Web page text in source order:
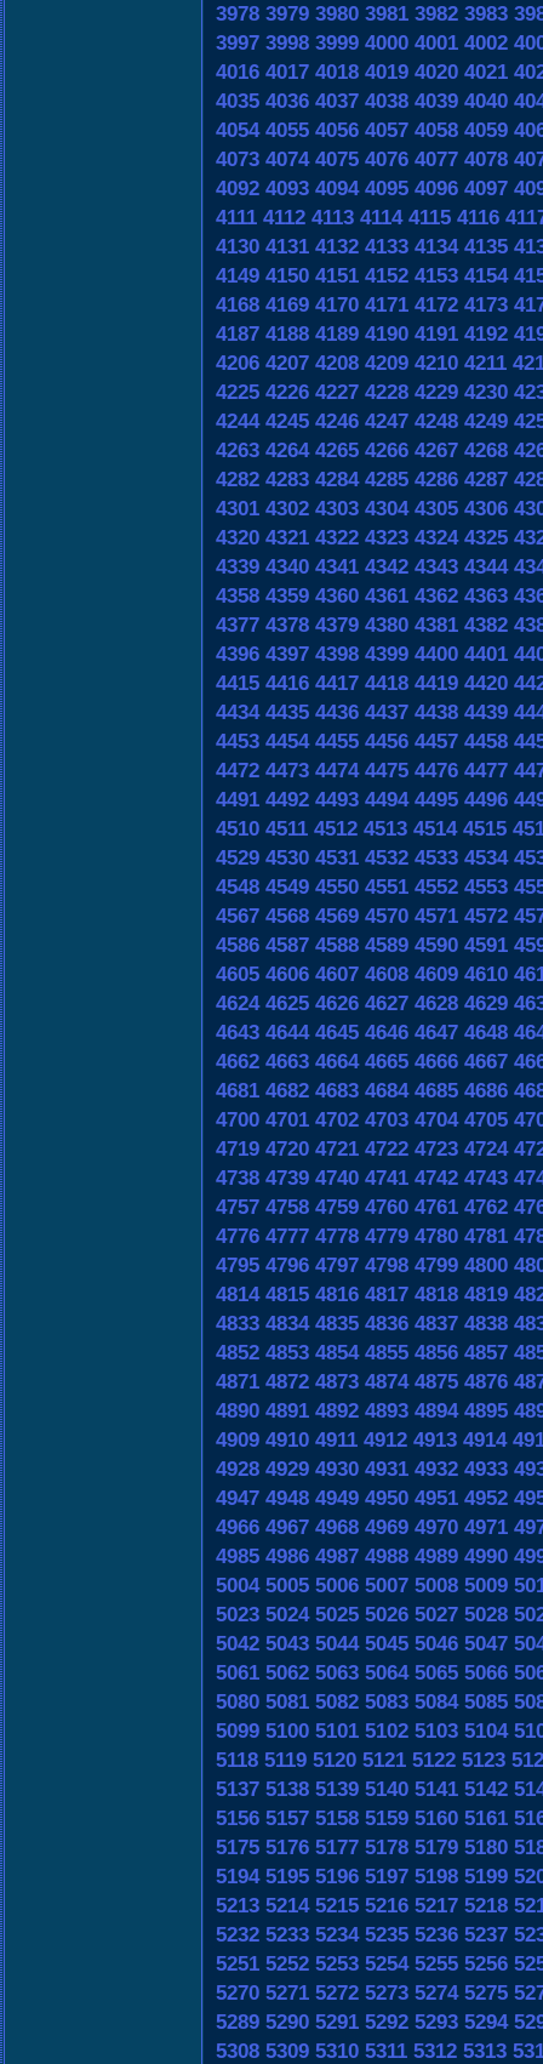
3978 3979 3980 3981 3982 3983
3997 3998 3999 4000 4001 4002
4016 4017 4018 4019 4020 4021
4035 4036 4037 4038 4039 4040
4054 4055 4056 4057 4058 4059
4073 4074 4075 4076 4077 4078
4092 4093 4094 4095 4096 4097
4111 4112 4113 4114 4115 4116
4130 4131 4132 4133 4134 4135
4149 4150 4151 4152 4153 4154
4168 4169 4170 4171 4172 4173
4187 4188 4189 4190 4191 4192
4206 4207 4208 4209 4210 4211
4225 4226 4227 4228 4229 4230
4244 4245 4246 4247 4248 4249
4263 4264 4265 4266 4267 4268
4282 4283 4284 4285 4286 4287
4301 4302 4303 4304 4305 4306
4320 4321 4322 4323 4324 4325
4339 4340 4341 4342 4343 4344
4358 4359 4360 4361 4362 4363
4377 4378 4379 4380 4381 4382
4396 4397 4398 4399 4400 4401
4415 4416 4417 4418 4419 4420
4434 4435 4436 4437 4438 4439
4453 4454 4455 4456 4457 4458
4472 4473 4474 4475 4476 4477
4491 4492 4493 4494 4495 4496
4510 4511 4512 4513 4514 4515
4529 4530 4531 4532 4533 4534
4548 4549 4550 4551 4552 4553
4567 4568 4569 4570 4571 4572
4586 4587 4588 4589 4590 4591
4605 4606 4607 4608 4609 4610
4624 4625 4626 4627 4628 4629
4643 4644 4645 4646 4647 4648
4662 4663 4664 4665 4666 4667
4681 4682 4683 4684 4685 4686
4700 4701 4702 4703 4704 4705
4719 4720 4721 4722 4723 4724
4738 4739 4740 4741 4742 4743
4757 4758 4759 4760 4761 4762
4776 4777 4778 4779 4780 4781
4795 4796 4797 4798 4799 4800
4814 4815 4816 4817 4818 4819
4833 4834 4835 4836 4837 4838
4852 4853 4854 4855 4856 4857
4871 4872 4873 4874 4875 4876
4890 4891 4892 4893 4894 4895
4909 4910 4911 4912 4913 4914
4928 4929 4930 4931 4932 4933
4947 4948 4949 4950 4951 4952
4966 4967 4968 4969 4970 4971
4985 4986 4987 4988 4989 4990
5004 5005 5006 5007 5008 5009
5023 5024 5025 5026 5027 5028
5042 5043 5044 5045 5046 5047
5061 5062 5063 5064 5065 5066
5080 5081 5082 5083 5084 5085
5099 5100 5101 5102 5103 5104
5118 5119 5120 5121 5122 5123
5137 5138 5139 5140 5141 5142
5156 5157 5158 5159 5160 5161
5175 5176 5177 5178 5179 5180
5194 5195 5196 5197 5198 5199
5213 5214 5215 5216 5217 5218
5232 5233 5234 5235 5236 5237
5251 5252 5253 5254 5255 5256
5270 5271 5272 5273 5274 5275
5289 5290 5291 5292 5293 5294
5308 5309 5310 5311 5312 5313